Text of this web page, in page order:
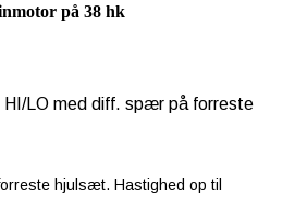
på 38 hk
HI/LO med diff. spær på forreste
hjulsæt. Hastighed op til